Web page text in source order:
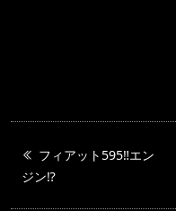
フィアット595‼️エン
ジン⁉️